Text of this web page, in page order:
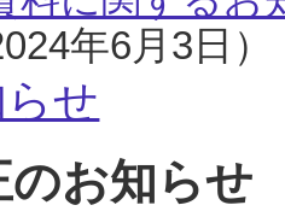
年6月3日）
せ
お知らせ